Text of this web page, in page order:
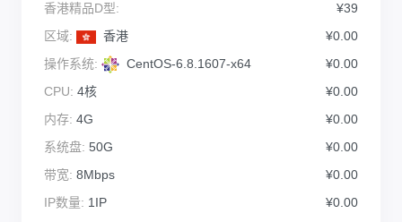
香港精品D型:
¥39
区域:
香港
¥0.00
操作系统:
CentOS-6.8.1607-x64
¥0.00
CPU: 4核
¥0.00
内存: 4G
¥0.00
系统盘: 50G
¥0.00
带宽: 8Mbps
¥0.00
IP数量: 1IP
¥0.00